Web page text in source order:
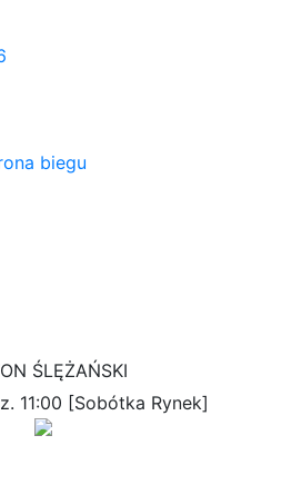
biegu
ŚLĘŻAŃSKI
11:00 [Sobótka Rynek]